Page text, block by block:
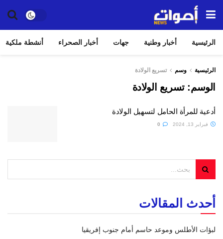
الرئيسية أخبار وطنية جهات أخبار الصحراء أنشطة ملكية
الرئيسية وسم تسريع الولادة
الوسم:تسريع الولادة
أدعية للمرأة الحامل لتسهيل الولادة
فبراير 13, 2024
أحدث المقالات
لبؤات الأطلس وموعد حاسم أمام جنوب إفريقيا